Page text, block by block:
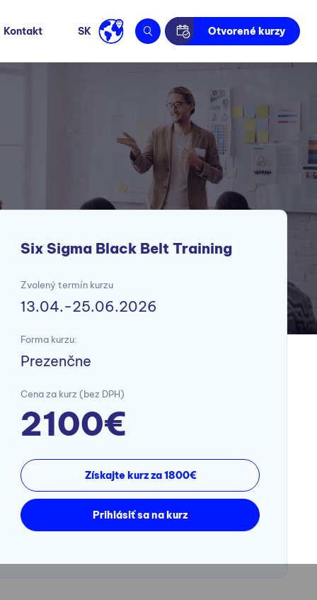
Kontakt SK Otvorené kurzy
Six Sigma Black Belt Training
Zvolený termín kurzu
13.04.-25.06.2026
Forma kurzu:
Prezenčne
Cena za kurz (bez DPH)
2100€
Získajte kurz za 1800€
Prihlásiť sa na kurz